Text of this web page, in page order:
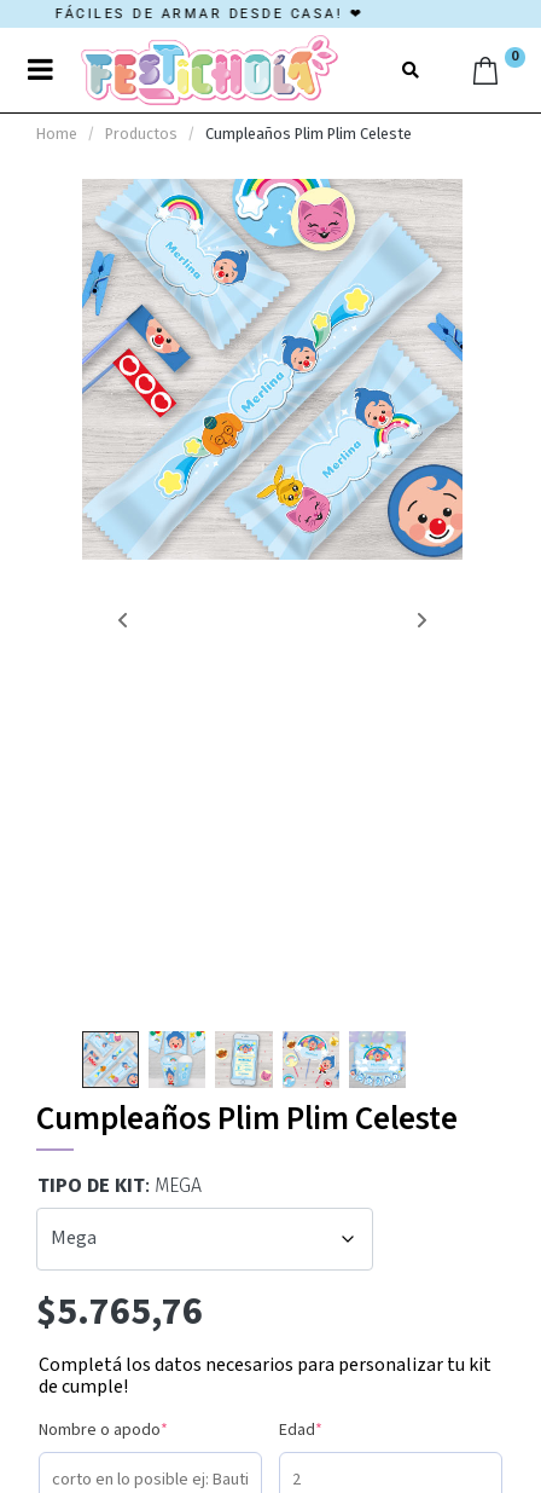
FÁCILES DE ARMAR DESDE CASA! ❤
0
Home Productos Cumpleaños Plim Plim Celeste
Cumpleaños Plim Plim Celeste
TIPO DE KIT: MEGA
$5.765,76
Completá los datos necesarios para personalizar tu kit
de cumple!
Nombre o apodo* Edad*